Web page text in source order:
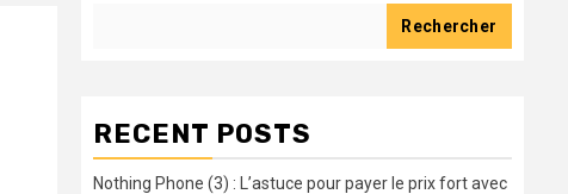
Rechercher
RECENT POSTS
Nothing Phone (3) : L’astuce pour payer le prix fort avec